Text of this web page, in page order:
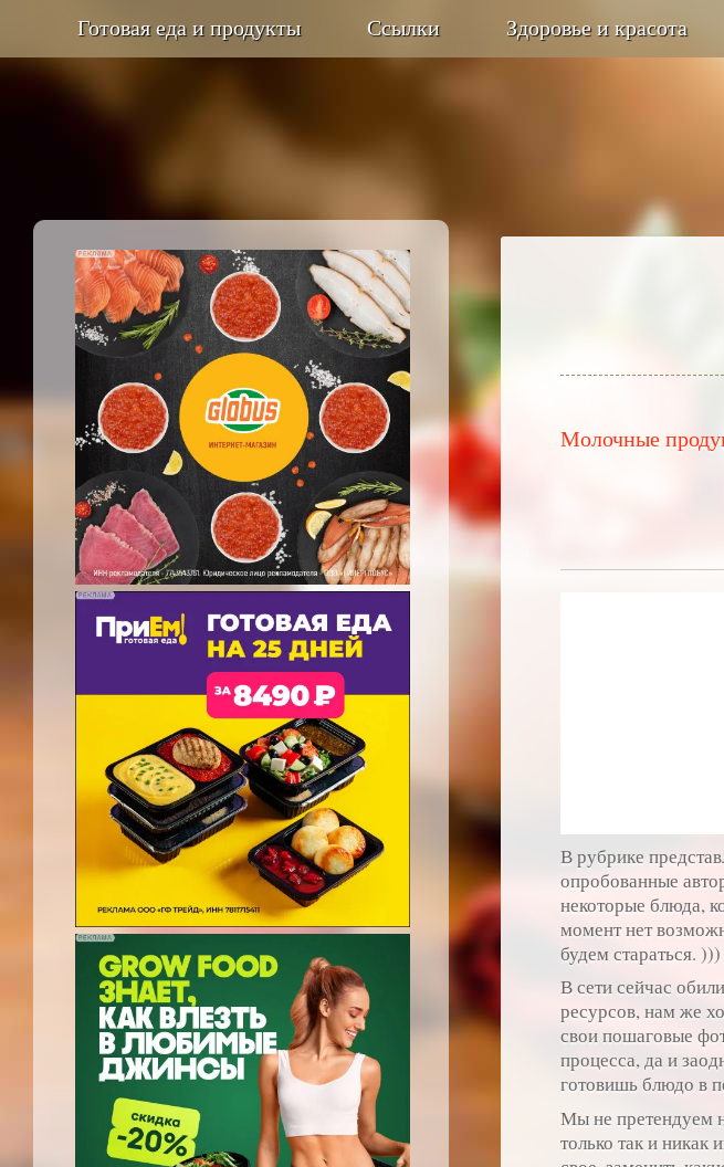
Готовая еда и продукты Ссылки Здоровье и красота
Молочные
В рубрике
опробованные
некоторые блюда,
момент нет
будем стараться. )))
В сети сейчас
ресурсов, нам же
свои пошаговые
процесса, да и
готовишь блюдо в
Мы не претендуем
только так и никак